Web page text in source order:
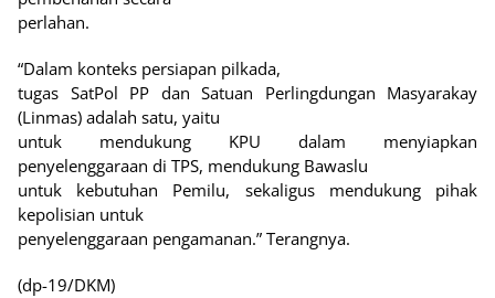
perlahan.
“Dalam konteks persiapan pilkada,
tugas SatPol PP dan Satuan Perlingdungan Masyarakay
(Linmas) adalah satu, yaitu
untuk mendukung KPU dalam menyiapkan
penyelenggaraan di TPS, mendukung Bawaslu
untuk kebutuhan Pemilu, sekaligus mendukung pihak
kepolisian untuk
penyelenggaraan pengamanan.” Terangnya.
(dp-19/DKM)